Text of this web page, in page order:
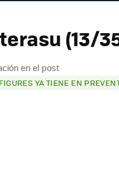
(13/
en el post
YA TIENE EN